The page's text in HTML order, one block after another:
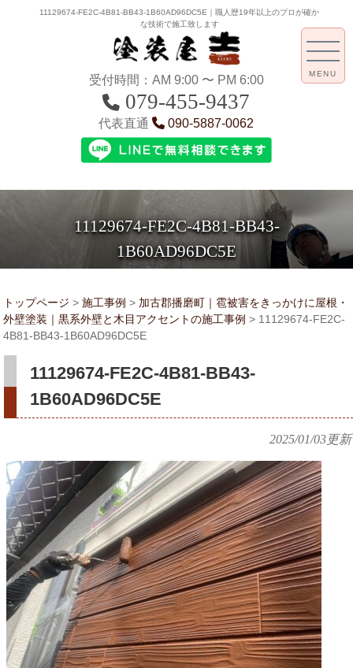
11129674-FE2C-4B81-BB43-1B60AD96DC5E｜職人歴19年以上のプロが確か
な技術で施工致します
受付時間：AM 9:00 〜 PM 6:00
079-455-9437
代表直通 090-5887-0062
11129674-FE2C-4B81-BB43-
1B60AD96DC5E
MENU
トップページ > 施工事例 > 加古郡播磨町｜雹被害をきっかけに屋根・
外壁塗装｜黒系外壁と木目アクセントの施工事例 > 11129674-FE2C-
4B81-BB43-1B60AD96DC5E
11129674-FE2C-4B81-BB43-
1B60AD96DC5E
2025/01/03更新